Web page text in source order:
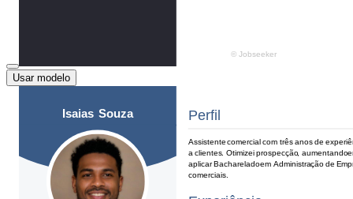
Usar modelo